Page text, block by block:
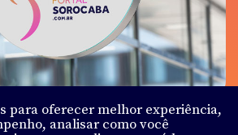
para oferecer melhor experiência,
analisar como você